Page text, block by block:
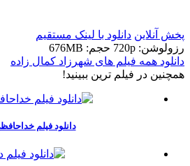
پخش آنلاین دانلود با لينک مستقيم
رزولوشن: 720p
حجم: 676MB
دانلود همه فیلم های شهرزاد کمال زاده
همچنين در فيلم ترين ببينيد!
دانلود فیلم